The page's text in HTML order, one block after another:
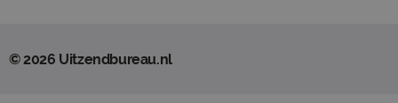
© 2026 Uitzendbureau.nl